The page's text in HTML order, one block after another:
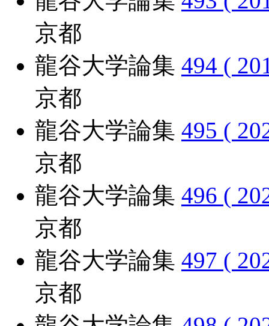
京都
龍谷大学論集 494 (
京都
龍谷大学論集 495 (
京都
龍谷大学論集 496 (
京都
龍谷大学論集 497 (
京都